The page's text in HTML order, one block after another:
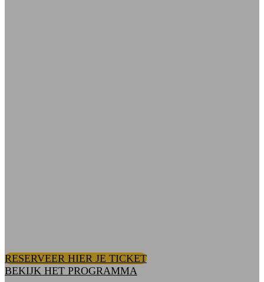
RESERVEER HIER JE TICKET
BEKIJK HET PROGRAMMA